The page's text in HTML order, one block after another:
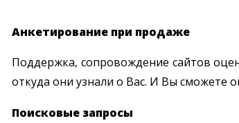
Анкетирование при продаже
Поддержка, сопровождение сайтов
откуда они узнали о Вас. И Вы сможете
Поисковые запросы